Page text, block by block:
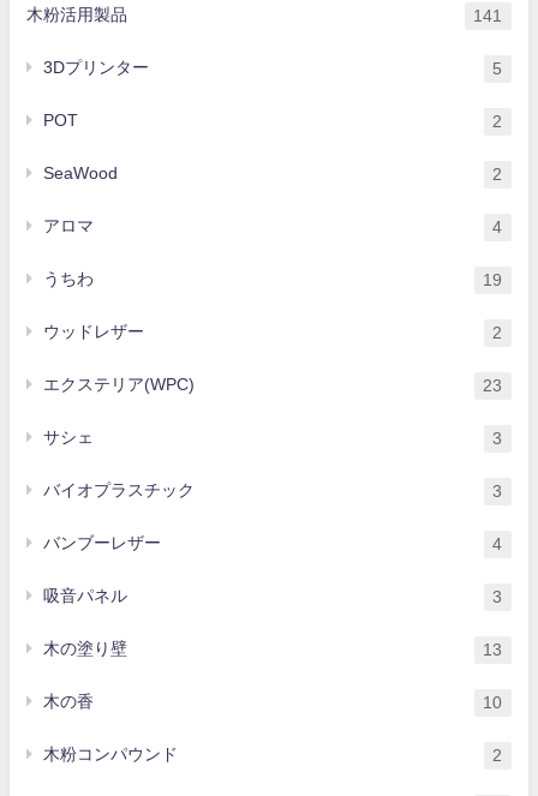
木粉活用製品 141
3Dプリンター 5
POT 2
SeaWood 2
アロマ 4
うちわ 19
ウッドレザー 2
エクステリア(WPC) 23
サシェ 3
バイオプラスチック 3
バンブーレザー 4
吸音パネル 3
木の塗り壁 13
木の香 10
木粉コンパウンド 2